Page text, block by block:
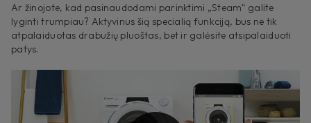
Ar žinojote, kad pasinaudodami parinktimi „Steam“ galite
lyginti trumpiau? Aktyvinus šią specialią funkciją, bus ne tik
atpalaiduotas drabužių pluoštas, bet ir galėsite atsipalaiduoti
patys.